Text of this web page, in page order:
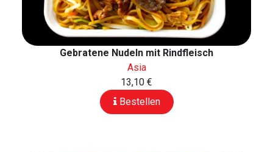
Gebratene Nudeln mit Rindfleisch
Asia
13,10 €
Bestellen